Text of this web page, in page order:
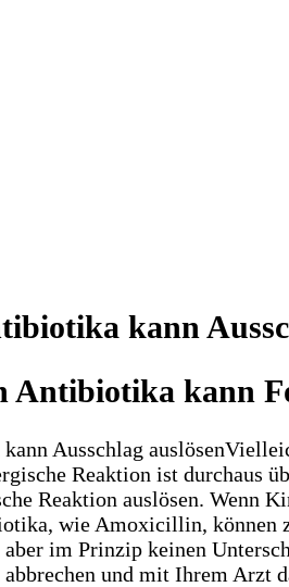
kann
Antibiotika kann
Reaktion ist durchaus
Reaktion auslösen. Wenn
wie Amoxicillin, können
aber im Prinzip keinen
und mit Ihrem Arzt